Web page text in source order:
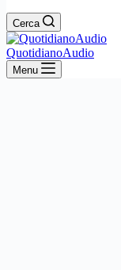
Cerca
QuotidianoAudio
Menu